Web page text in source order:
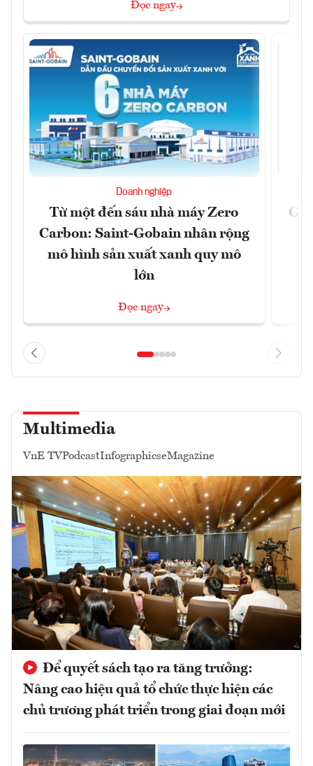
Đọc ngay
Doanh nghiệp
Từ một đến sáu nhà máy Zero
Carbon: Saint-Gobain nhân rộng
mô hình sản xuất xanh quy mô
lớn
Đọc ngay
Multimedia
VnE TVPodcastInfographicseMagazine
Để quyết sách tạo ra tăng trưởng:
Nâng cao hiệu quả tổ chức thực hiện các
chủ trương phát triển trong giai đoạn mới